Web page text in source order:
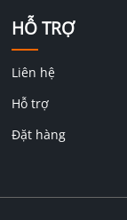
HỖ TRỢ
Liên hệ
Hỗ trợ
Đặt hàng